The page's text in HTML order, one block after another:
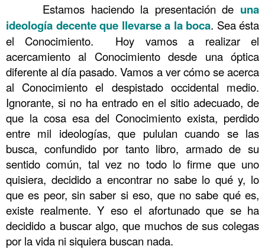
Estamos haciendo la presentación de una
ideología decente que llevarse a la boca. Sea ésta
el Conocimiento. Hoy vamos a realizar el
acercamiento al Conocimiento desde una óptica
diferente al día pasado. Vamos a ver cómo se acerca
al Conocimiento el despistado occidental medio.
Ignorante, si no ha entrado en el sitio adecuado, de
que la cosa esa del Conocimiento exista, perdido
entre mil ideologías, que pululan cuando se las
busca, confundido por tanto libro, armado de su
sentido común, tal vez no todo lo firme que uno
quisiera, decidido a encontrar no sabe lo qué y, lo
que es peor, sin saber si eso, que no sabe qué es,
existe realmente. Y eso el afortunado que se ha
decidido a buscar algo, que muchos de sus colegas
por la vida ni siquiera buscan nada.